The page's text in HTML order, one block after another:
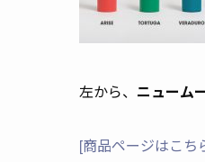
左から、 ニューム
[商品ページはこち